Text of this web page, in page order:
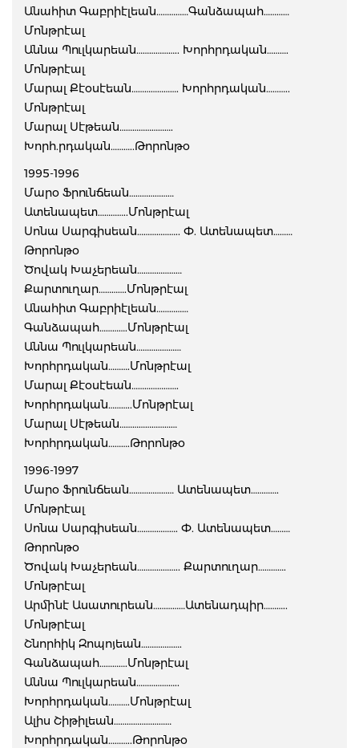
Անահիտ Գաբրիէլեան……………Գանձապահ…………
Մոնթրէալ
Աննա Պուլկարեան……………….. Խորհրդական……….
Մոնթրէալ
Մարալ Քէօսէեան…………………. Խորհրդական………..
Մոնթրէալ
Մարալ Սէթեան…………………….
Խորհ.րդական………..Թորոնթօ
1995-1996
Մարօ Ֆրունճեան…………………
Ատենապետ…………..Մոնթրէալ
Սոնա Սարգիսեան……………….. Փ. Ատենապետ………
Թորոնթօ
Ծովակ Խաչերեան…………………
Քարտուղար………….Մոնթրէալ
Անահիտ Գաբրիէլեան……………
Գանձապահ………….Մոնթրէալ
Աննա Պուլկարեան…………………
Խորհրդական……….Մոնթրէալ
Մարալ Քէօսէեան………………….
Խորհրդական………..Մոնթրէալ
Մարալ Սէթեան………………………
Խորհրդական……….Թորոնթօ
1996-1997
Մարօ Ֆրունճեան………………… Ատենապետ………….
Մոնթրէալ
Սոնա Սարգիսեան………………. Փ. Ատենապետ………
Թորոնթօ
Ծովակ Խաչերեան……………….. Քարտուղար………….
Մոնթրէալ
Արմինէ Ասատուրեան……………Ատենադպիր………..
Մոնթրէալ
Շնորհիկ Զոպոյեան……………….
Գանձապահ………….Մոնթրէալ
Աննա Պուլկարեան………………..
Խորհրդական……….Մոնթրէալ
Ալիս Շիթիլեան………………………
Խորհրդական………..Թորոնթօ